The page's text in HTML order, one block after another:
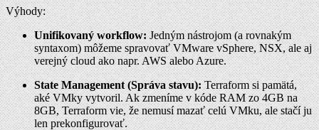
Výhody:
Unifikovaný workflow:Jedným nástrojom (a rovnakým
syntaxom) môžeme spravovať VMware vSphere, NSX, ale aj
verejný cloud ako napr. AWS alebo Azure.
State Management (Správa stavu):Terraform si pamätá,
aké VMky vytvoril. Ak zmeníme v kóde RAM zo 4GB na
8GB, Terraform vie, že nemusí mazať celú VMku, ale stačí ju
len prekonfigurovať.